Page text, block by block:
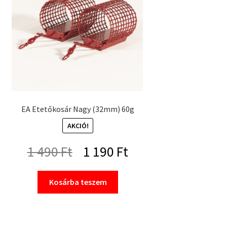
EA Etetőkosár Nagy (32mm) 60g
AKCIÓ!
1 490Ft
Original
price
was:
1 190 FtCurrent
Kosárba teszem